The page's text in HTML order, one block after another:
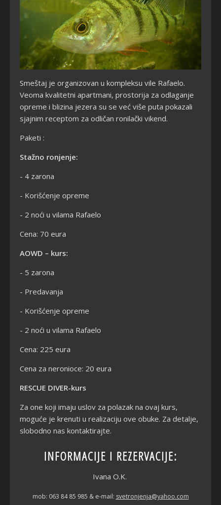
Smeštaj je organizovan u kompleksu vile Rafaelo.
Veoma kvalitetni apartmani, prostorija za odlaganje
opreme i blizina jezera su se već više puta pokazali
sjajnim receptom za odličan ronilački vikend.
Paketi :
Stažno ronjenje:
- 4 zarona
- Korišćenje opreme
- 2 noći u vilama Rafaelo
Cena: 70 eura
AOWD – kurs:
- 5 zarona
- Predavanja
- Korišćenje opreme
- 2 noći u vilama Rafaelo
Cena: 225 eura
Cena za neronioce: 20 eura
RESCUE DIVER-kurs
Za one koji imaju uslov za polazak na ovaj kurs,
moguće je krenuti u realizaciju ove obuke. Za detalje,
slobodno nas kontaktirajte.
INFORMACIJE I REZERVACIJE:
Ivana O.K.
mob: 063 84 85 985 & e-mail: svetronjenja@yahoo.com